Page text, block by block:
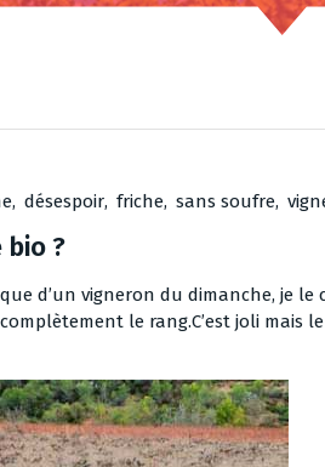
, désespoir, friche, sans soufre,
bio ?
d’un vigneron du dimanche, je le
le rang.C’est joli mais